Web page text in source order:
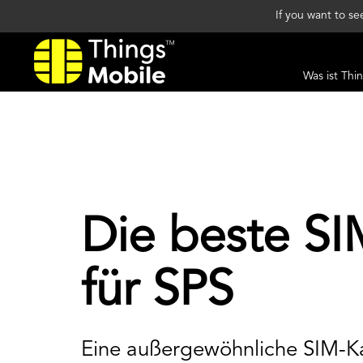
If you want to
Was ist
Die beste
für SPS
Eine außergewöhnliche SIM-